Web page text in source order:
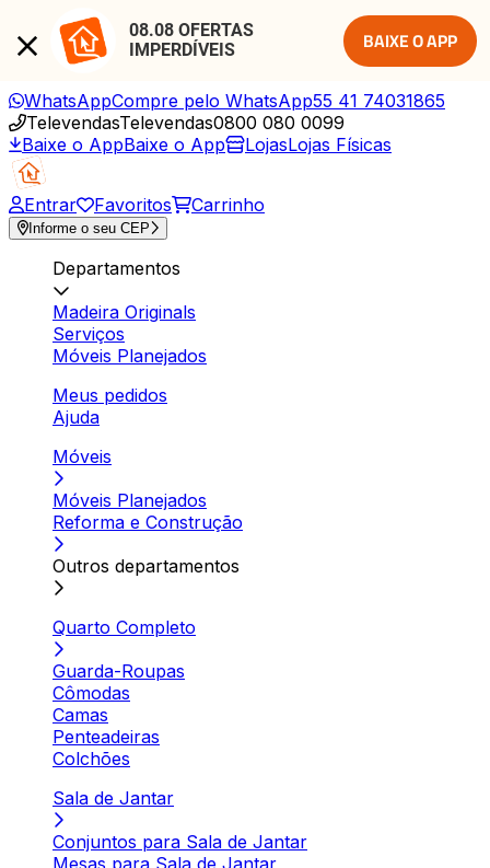
08.08 OFERTAS
IMPERDÍVEIS
BAIXE O APP
WhatsAppCompre pelo WhatsApp55 41 74031865
TelevendasTelevendas0800 080 0099
Baixe o AppBaixe o App LojasLojas Físicas
Entrar Favoritos Carrinho
Informe o seu CEP
Departamentos
Madeira Originals
Serviços
Móveis Planejados
Meus pedidos
Ajuda
Móveis
Móveis Planejados
Reforma e Construção
Outros departamentos
Quarto Completo
Guarda-Roupas
Cômodas
Camas
Penteadeiras
Colchões
Sala de Jantar
Conjuntos para Sala de Jantar
Mesas para Sala de Jantar